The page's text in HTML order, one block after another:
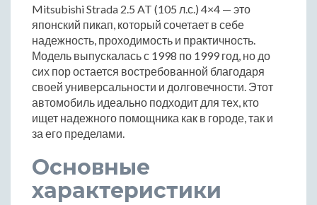
Mitsubishi Strada 2.5 AT (105 л.с.) 4×4 — это
японский пикап, который сочетает в себе
надежность, проходимость и практичность.
Модель выпускалась с 1998 по 1999 год, но до
сих пор остается востребованной благодаря
своей универсальности и долговечности. Этот
автомобиль идеально подходит для тех, кто
ищет надежного помощника как в городе, так и
за его пределами.
Основные
характеристики